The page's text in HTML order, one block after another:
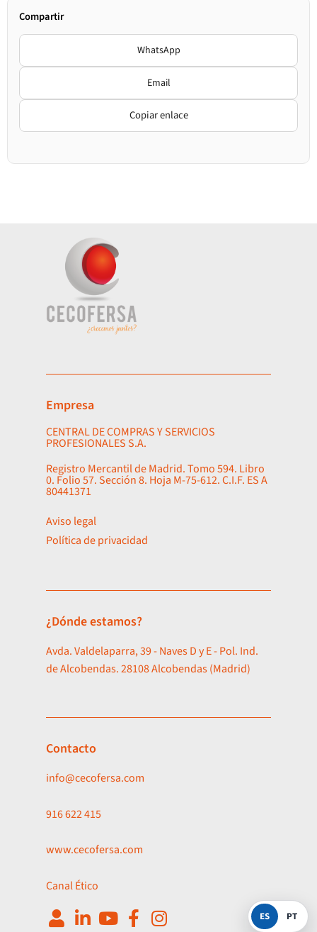
Compartir
WhatsApp
Email
Copiar enlace
Empresa
CENTRAL DE COMPRAS Y SERVICIOS
PROFESIONALES S.A.
Registro Mercantil de Madrid. Tomo 594. Libro
0. Folio 57. Sección 8. Hoja M-75-612. C.I.F. ES A
80441371
Aviso legal
Política de privacidad
¿Dónde estamos?
Avda. Valdelaparra, 39 - Naves D y E - Pol. Ind.
de Alcobendas. 28108 Alcobendas (Madrid)
Contacto
info@cecofersa.com
916 622 415
www.cecofersa.com
Canal Ético
ES PT